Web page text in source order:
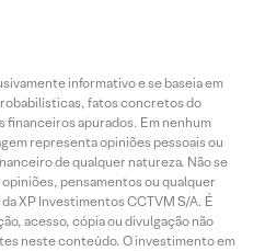
informativo e se baseia em
fatos concretos do
financeiros apurados. Em nenhum
representa opiniões pessoais ou
de qualquer natureza. Não se
pensamentos ou qualquer
XP Investimentos CCTVM S/A. É
acesso, cópia ou divulgação não
neste conteúdo. O investimento em